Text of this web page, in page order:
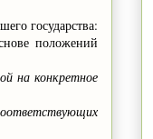
государства:
положений
на конкретное